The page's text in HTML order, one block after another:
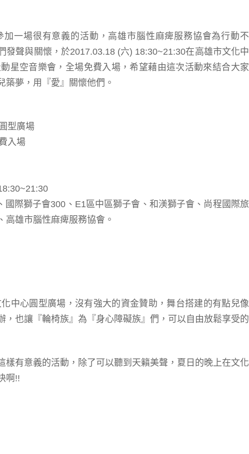
加一場很有意義的活動，高雄市腦性麻痺服務協會為行動不
發聲與關懷，於2017.03.18 (六) 18:30~21:30在高雄市文化中
星空音樂會，全場免費入場，希望藉由這次活動來結合大家
築夢，用『愛』關懷他們。
型廣場
入場
國際獅子會300、E1區中區獅子會、和渼獅子會、尚程國際旅
高雄市腦性麻痺服務協會。
中心圓型廣場，沒有強大的資金贊助，舞台搭建的有點兒像
，也讓『輪椅族』為『身心障礙族』們，可以自由放鬆享受的
樣有意義的活動，除了可以聽到天籟美聲，夏日的晚上在文化
啊!!